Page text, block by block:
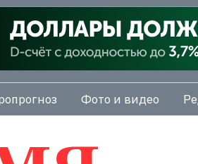
Фото и видео